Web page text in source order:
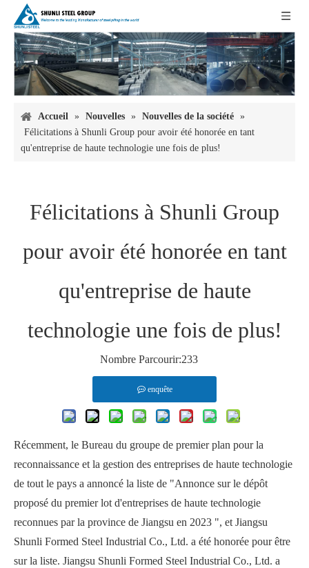
Accueil » Nouvelles » Nouvelles de la société »
Félicitations à Shunli Group pour avoir été honorée en tant
qu'entreprise de haute technologie une fois de plus!
Félicitations à Shunli Group
pour avoir été honorée en tant
qu'entreprise de haute
technologie une fois de plus!
Nombre Parcourir:233
enquête
Récemment, le Bureau du groupe de premier plan pour la
reconnaissance et la gestion des entreprises de haute technologie
de tout le pays a annoncé la liste de "Annonce sur le dépôt
proposé du premier lot d'entreprises de haute technologie
reconnues par la province de Jiangsu en 2023 ", et Jiangsu
Shunli Formed Steel Industrial Co., Ltd. a été honorée pour être
sur la liste. Jiangsu Shunli Formed Steel Industrial Co., Ltd. a